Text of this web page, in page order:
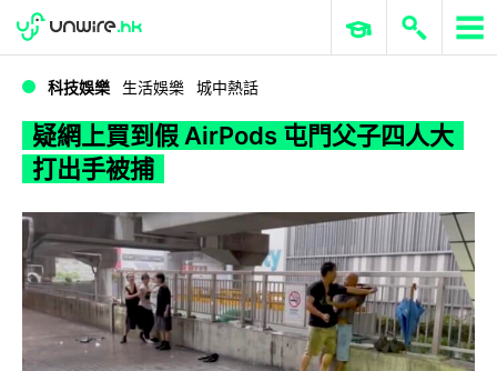
WWDC 2026 ERP 與商業 AI
科技娛樂 生活娛樂 城中熱話
疑網上買到假 AirPods 屯門父子四人大
打出手被捕